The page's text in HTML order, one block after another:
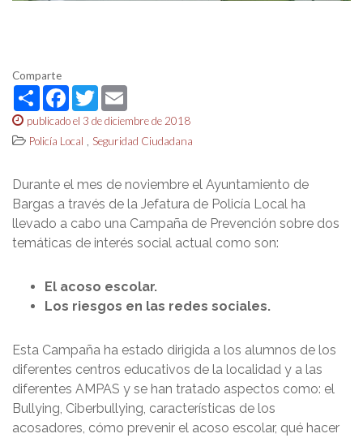
Comparte
ShareFacebook
Twitter
publicado el 3 de diciembre de 2018
Policía Local
Seguridad Ciudadana
Durante el mes de noviembre el Ayuntamiento de
Bargas a través de la Jefatura de Policía Local ha
llevado a cabo una Campaña de Prevención sobre dos
temáticas de interés social actual como son:
El acoso escolar.
Los riesgos en las redes sociales.
Esta Campaña ha estado dirigida a los alumnos de los
diferentes centros educativos de la localidad y a las
diferentes AMPAS y se han tratado aspectos como: el
Bullying, Ciberbullying, características de los
acosadores, cómo prevenir el acoso escolar, qué hacer